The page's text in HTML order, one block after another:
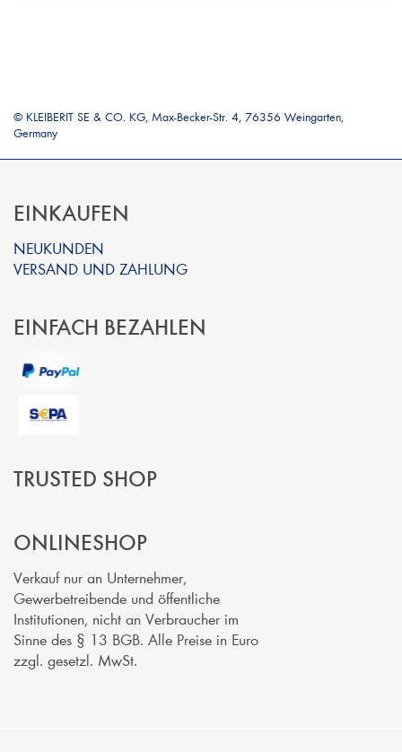
© KLEIBERIT SE & CO. KG, Max-Becker-Str. 4, 76356 Weingarten,
Germany
EINKAUFEN
NEUKUNDEN
VERSAND UND ZAHLUNG
EINFACH BEZAHLEN
TRUSTED SHOP
ONLINESHOP
Verkauf nur an Unternehmer,
Gewerbetreibende und öffentliche
Institutionen, nicht an Verbraucher im
Sinne des § 13 BGB. Alle Preise in Euro
zzgl. gesetzl. MwSt.